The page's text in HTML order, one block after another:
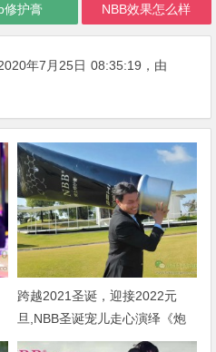
修护膏 NBB效果怎么样
年7月25日 08:35:19 ，由
跨越2021圣诞，迎接2022元
旦,NBB圣诞宠儿走心演绎《炮
诞party》